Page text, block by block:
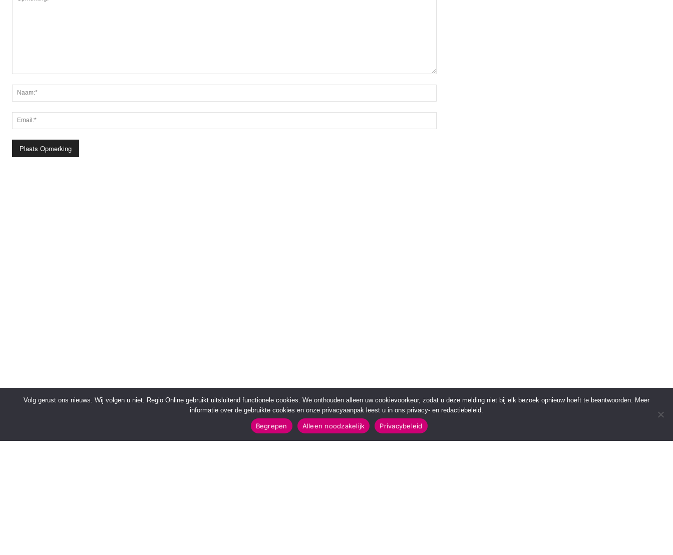
Volg gerust ons nieuws. Wij volgen u niet. Regio Online gebruikt uitsluitend functionele cookies. We onthouden alleen uw cookievoorkeur, zodat u deze melding niet bij elk bezoek opnieuw hoeft te beantwoorden. Meer
informatie over de gebruikte cookies en onze privacyaanpak leest u in ons privacy- en redactiebeleid.
Begrepen Alleen noodzakelijk Privacybeleid